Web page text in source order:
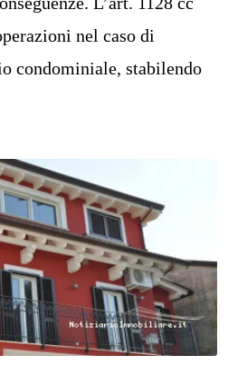
nel caso di
condominiale, stabilendo